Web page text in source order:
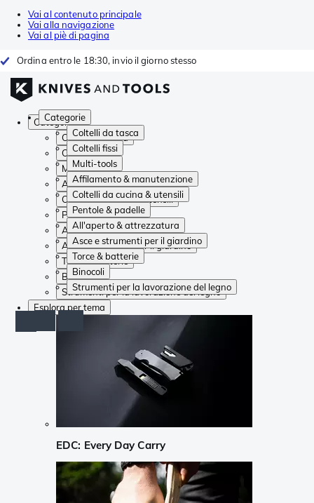
Vai al contenuto principale
Vai alla navigazione
Vai al piè di pagina
Ordina entro le 18:30, invio il giorno stesso
Categorie
Coltelli da tasca
Coltelli fissi
Multi-tools
Affilamento & manutenzione
Coltelli da cucina & utensili
Pentole & padelle
All'aperto & attrezzatura
Asce e strumenti per il giardino
Torce & batterie
Binocoli
Strumenti per la lavorazione del legno
Categorie
Coltelli da tasca
Coltelli fissi
Multi-tools
Affilamento & manutenzione
Coltelli da cucina & utensili
Pentole & padelle
All'aperto & attrezzatura
Asce e strumenti per il giardino
Torce & batterie
Binocoli
Strumenti per la lavorazione del legno
Esplora per tema
EDC: Every Day Carry